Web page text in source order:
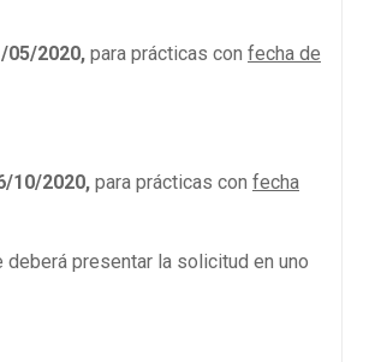
05/2020, para prácticas con fecha de
10/2020, para prácticas con fecha
presentar la solicitud en uno